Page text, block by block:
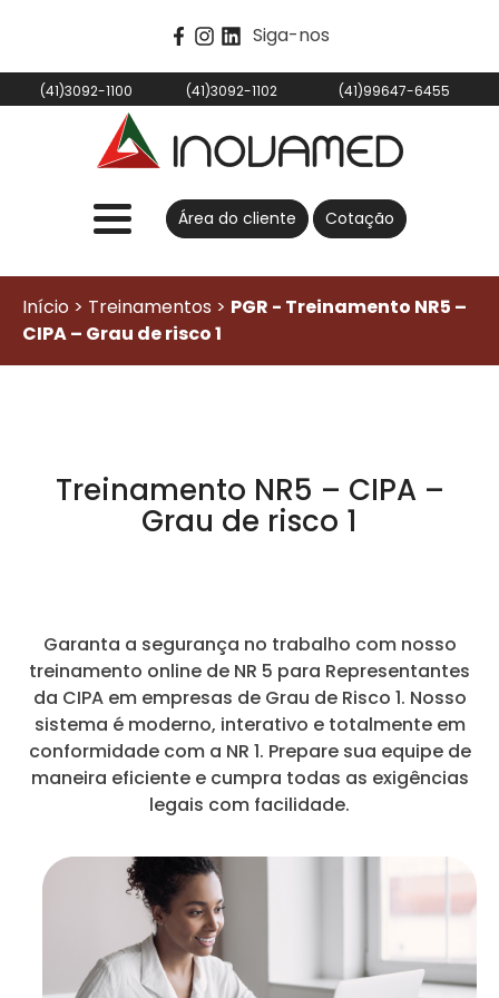
Siga-nos
(41)3092-1100 (41)3092-1102 (41)99647-6455
Área do cliente Cotação
Início > Treinamentos > PGR - Treinamento NR5 –
CIPA – Grau de risco 1
Treinamento NR5 – CIPA –
Grau de risco 1
Garanta a segurança no trabalho com nosso
treinamento online de NR 5 para Representantes
da CIPA em empresas de Grau de Risco 1. Nosso
sistema é moderno, interativo e totalmente em
conformidade com a NR 1. Prepare sua equipe de
maneira eficiente e cumpra todas as exigências
legais com facilidade.